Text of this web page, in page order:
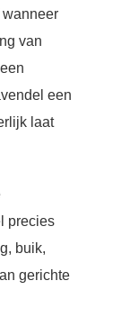
van
een
laat
precies
buik,
gerichte